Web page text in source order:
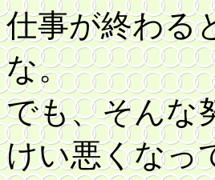
仕事が終わる
な。
でも、そんな
けい悪くなっ